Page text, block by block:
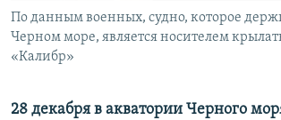
УКРАИНСКАЯ ПРОБЛЕМА КРЫМА
Все сайты RFE/RL
По данным военных, судно, которое
Черном море, является носителем
«Калибр»
28 декабря в акватории Черного